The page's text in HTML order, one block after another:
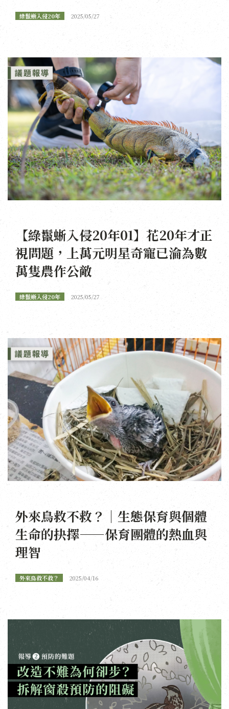
綠鬣蜥入侵20年 2025/05/27
【綠鬣蜥入侵20年01】花20年才正
視問題，上萬元明星奇寵已淪為數
萬隻農作公敵
綠鬣蜥入侵20年 2025/05/27
外來鳥救不救？｜生態保育與個體
生命的抉擇——保育團體的熱血與
理智
外來鳥救不救？ 2025/04/16